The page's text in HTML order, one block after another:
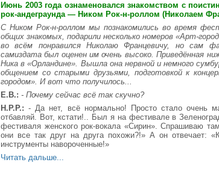
Июнь 2003 года ознаменовался знакомством с
рок-андеграунда — Ником Рок-н-роллом (Николаем
С Ником Рок-н-роллом мы познакомились во время
общих знакомых, подарили несколько номеров «Арт-
во всём понравился Николаю Францевичу, но сам
самиздата был оценен им очень высоко. Приведённая
Ника в «Орландине». Вышла она нервной и немного
общением со старыми друзьями, подготовкой к
городом». И вот что получилось...
Е.В.: - Почему сейчас всё так скучно?
Н.Р.Р.: - Да нет, всё нормально! Просто стало очень
отбавляй. Вот, кстати!.. Был я на фестивале в
фестиваля женского рок-вокала «Сирин». Спрашиваю
они все так друг на друга похожи?!» А он отвечает:
инструменты навороченные!»
Читать дальше...